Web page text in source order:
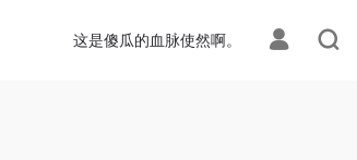
这是傻瓜的血脉使然啊。